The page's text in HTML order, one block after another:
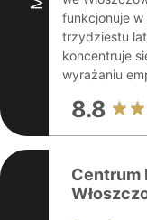
funkcjonuje w
trzydziestu
koncentruje
wyrażaniu
8.8
Centrum